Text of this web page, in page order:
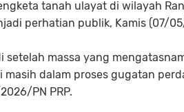
tanah ulayat di wilayah
perhatian publik, Kamis (07/
setelah massa yang
masih dalam proses gugatan
PN PRP.